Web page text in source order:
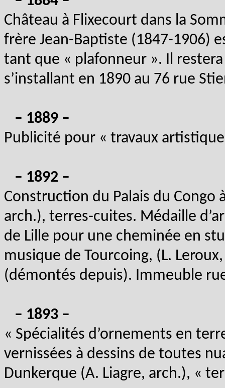
Château à Flixecourt dans la
frère Jean-Baptiste (1847-1906)
tant que « plafonneur ». Il
s’installant en 1890 au 76 rue
– 1889 –
Publicité pour « travaux
– 1892 –
Construction du Palais du Congo
arch.), terres-cuites. Médaille
de Lille pour une cheminée en
musique de Tourcoing, (L.
(démontés depuis). Immeuble
– 1893 –
« Spécialités d’ornements en
vernissées à dessins de toutes
Dunkerque (A. Liagre, arch.), «